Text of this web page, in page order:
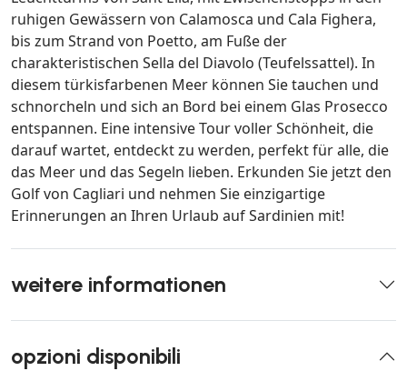
ruhigen Gewässern von Calamosca und Cala Fighera,
bis zum Strand von Poetto, am Fuße der
charakteristischen Sella del Diavolo (Teufelssattel). In
diesem türkisfarbenen Meer können Sie tauchen und
schnorcheln und sich an Bord bei einem Glas Prosecco
entspannen. Eine intensive Tour voller Schönheit, die
darauf wartet, entdeckt zu werden, perfekt für alle, die
das Meer und das Segeln lieben. Erkunden Sie jetzt den
Golf von Cagliari und nehmen Sie einzigartige
Erinnerungen an Ihren Urlaub auf Sardinien mit!
weitere informationen
opzioni disponibili